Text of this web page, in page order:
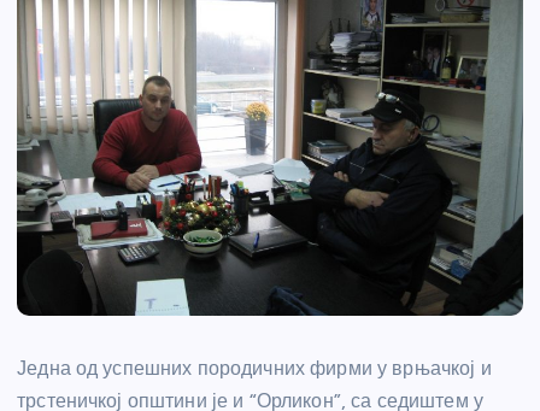
Једна од успешних породичних фирми у врњачкој и
трстеничкој општини је и “Орликон”, са седиштем у